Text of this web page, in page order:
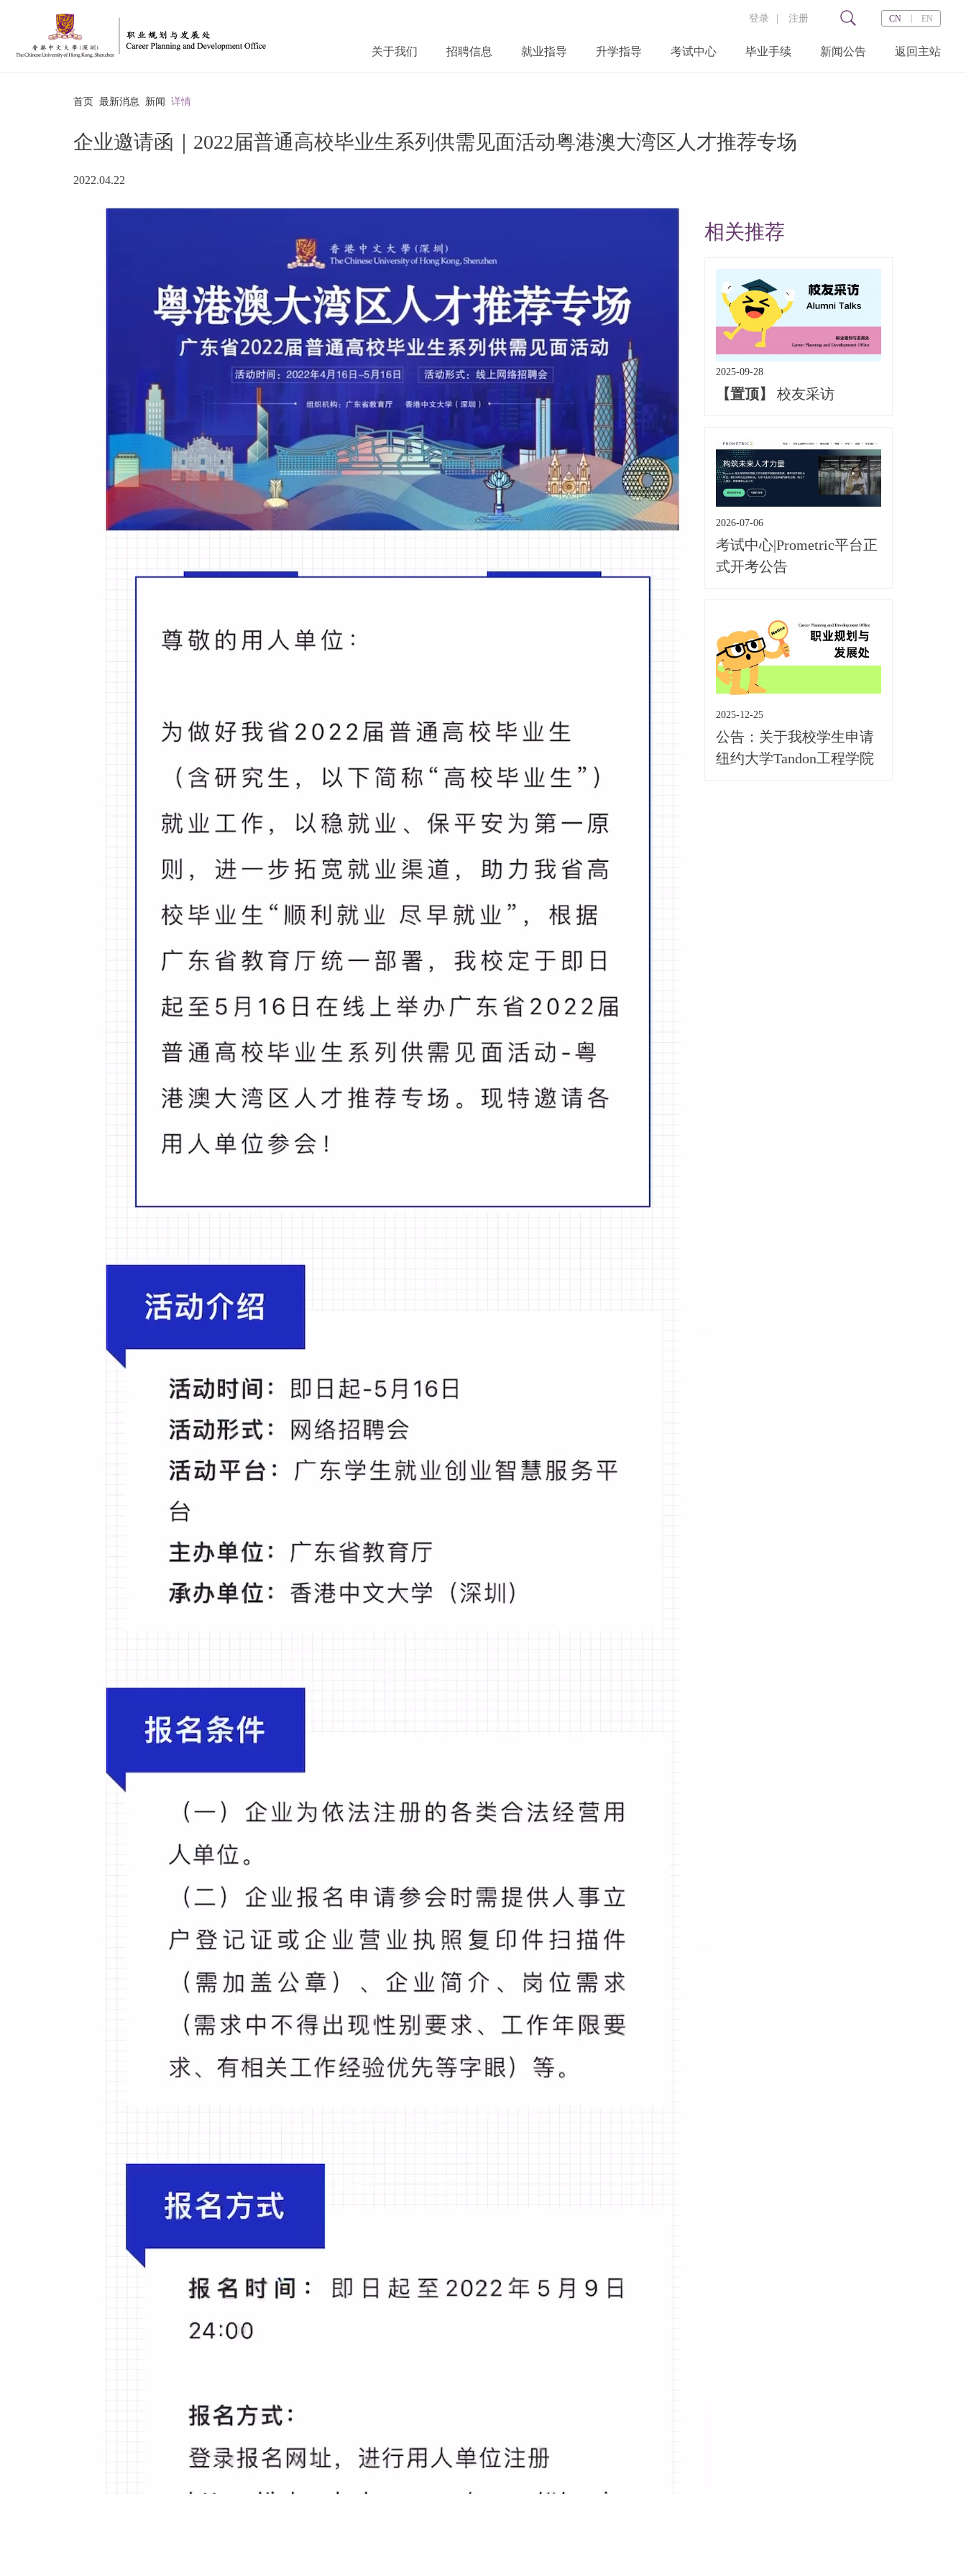
登录 注册 CN EN
关于我们 招聘信息 就业指导 升学指导 考试中心 毕业手续 新闻公告 返回主站
首页 最新消息 新闻 详情
企业邀请函｜2022届普通高校毕业生系列供需见面活动粤港澳大湾区人才推荐专场
2022.04.22
博 信 印
相关推荐
2025-09-28
【置顶】 校友采访
2026-07-06
考试中心|Prometric平台正
式开考公告
2025-12-25
公告：关于我校学生申请
纽约大学Tandon工程学院